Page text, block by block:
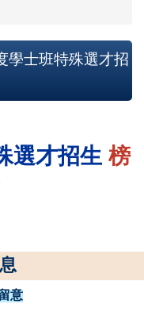
學士班特殊選才招
選才招生 榜
息
意